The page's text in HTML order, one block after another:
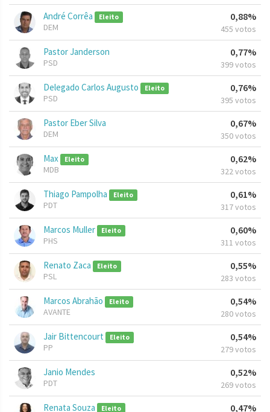
André Corrêa Eleito
DEM
0,88%
455 votos
Pastor Janderson
PSD
0,77%
399 votos
Delegado Carlos Augusto Eleito
PSD
0,76%
395 votos
Pastor Eber Silva
DEM
0,67%
350 votos
Max Eleito
MDB
0,62%
322 votos
Thiago Pampolha Eleito
PDT
0,61%
317 votos
Marcos Muller Eleito
PHS
0,60%
311 votos
Renato Zaca Eleito
PSL
0,55%
283 votos
Marcos Abrahão Eleito
AVANTE
0,54%
280 votos
Jair Bittencourt Eleito
PP
0,54%
279 votos
Janio Mendes
PDT
0,52%
269 votos
Renata Souza Eleito 0,47%